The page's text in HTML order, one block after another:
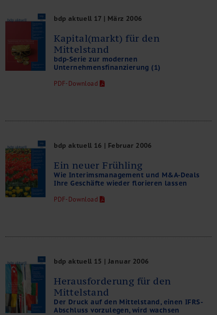
bdp aktuell 17 | März 2006
Kapital(markt) für den
Mittelstand
bdp-Serie zur modernen
Unternehmensfinanzierung (1)
PDF-Download
bdp aktuell 16 | Februar 2006
Ein neuer Frühling
Wie Interimsmanagement und M&A-Deals
Ihre Geschäfte wieder florieren lassen
PDF-Download
bdp aktuell 15 | Januar 2006
Herausforderung für den
Mittelstand
Der Druck auf den Mittelstand, einen IFRS-
Abschluss vorzulegen, wird wachsen